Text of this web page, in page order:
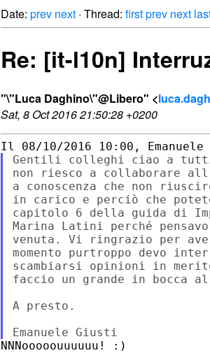
Date: prev next · Thread: firstprev next
Re: [it-l10n]
"\"Luca Daghino\"@Libero" <
Sat, 8 Oct 2016 21:50:28 +0200
Gentili colleghi ciao a tutti.
non riesco a collaborare
a conoscenza che non
in carico e perciò che
capitolo 6 della guida di
Marina Latini perché
venuta. Vi ringrazio per
momento purtroppo devo
scambiarsi opinioni in
faccio un grande in bocca
A presto.
NNNooooouuuuuu! :)